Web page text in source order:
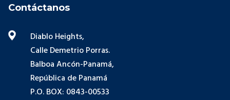
Contáctanos
Diablo Heights,
Calle Demetrio Porras.
Balboa Ancón-Panamá,
República de Panamá
P.O. BOX: 0843-00533